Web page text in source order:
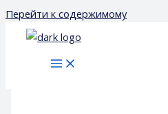
Перейти к содержимому